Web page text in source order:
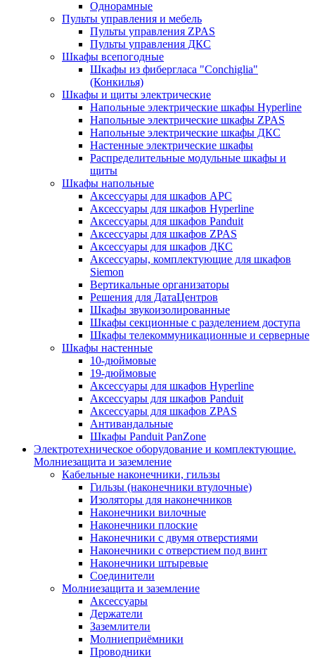
Однорамные
Пульты управления и мебель
Пульты управления ZPAS
Пульты управления ДКС
Шкафы всепогодные
Шкафы из фибергласа "Conchiglia"
(Конкилья)
Шкафы и щиты электрические
Напольные электрические шкафы Hyperline
Напольные электрические шкафы ZPAS
Напольные электрические шкафы ДКС
Настенные электрические шкафы
Распределительные модульные шкафы и
щиты
Шкафы напольные
Аксессуары для шкафов APC
Аксессуары для шкафов Hyperline
Аксессуары для шкафов Panduit
Аксессуары для шкафов ZPAS
Аксессуары для шкафов ДКС
Аксессуары, комплектующие для шкафов
Siemon
Вертикальные организаторы
Решения для ДатаЦентров
Шкафы звукоизолированные
Шкафы секционные с разделением доступа
Шкафы телекоммуникационные и серверные
Шкафы настенные
10-дюймовые
19-дюймовые
Аксессуары для шкафов Hyperline
Аксессуары для шкафов Panduit
Аксессуары для шкафов ZPAS
Антивандальные
Шкафы Panduit PanZone
Электротехническое оборудование и комплектующие.
Молниезащита и заземление
Кабельные наконечники, гильзы
Гильзы (наконечники втулочные)
Изоляторы для наконечников
Наконечники вилочные
Наконечники плоские
Наконечники с двумя отверстиями
Наконечники с отверстием под винт
Наконечники штыревые
Соединители
Молниезащита и заземление
Аксессуары
Держатели
Заземлители
Молниеприёмники
Проводники